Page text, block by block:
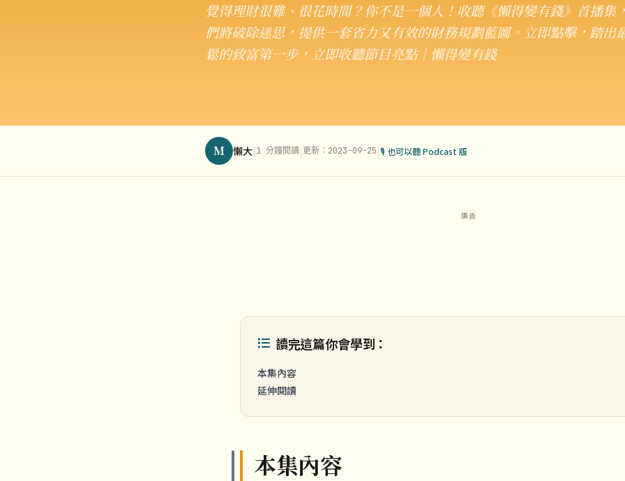
覺得理財很難、很花時間？你不是一個人！收聽《懶得變有錢》首播集
們將破除迷思，提供一套省力又有效的財務規劃藍圖。立即點擊，踏出
鬆的致富第一步，立即收聽節目亮點｜懶得變有錢
M 懶大|1 分鐘閱讀|更新：2023-09-25|🎙 也可以聽 Podcast 版
讀完這篇你會學到：
本集內容
延伸閱讀
本集內容